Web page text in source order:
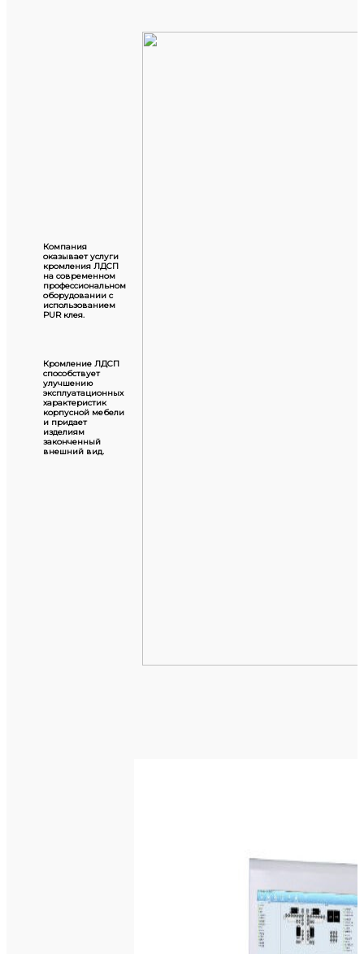
Компания
оказывает услуги
кромления ЛДСП
на современном
профессиональном
оборудовании с
использованием
PUR клея.
Кромление ЛДСП
способствует
улучшению
эксплуатационных
характеристик
корпусной мебели
и придает
изделиям
законченный
внешний вид.